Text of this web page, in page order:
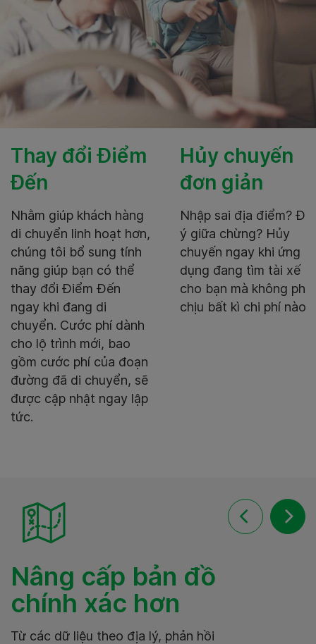
Thay đổi Điểm
Đến
Nhằm giúp khách hàng
di chuyển linh hoạt hơn,
chúng tôi bổ sung tính
năng giúp bạn có thể
thay đổi Điểm Đến
ngay khi đang di
chuyển. Cước phí dành
cho lộ trình mới, bao
gồm cước phí của đoạn
đường đã di chuyển, sẽ
được cập nhật ngay lập
tức.
Hủy chuyến
đơn giản
Nhập sai địa điểm? Đổi
ý giữa chừng? Hủy
chuyến ngay khi ứng
dụng đang tìm tài xế
cho bạn mà không phải
chịu bất kì chi phí nào.
Nâng cấp bản đồ
chính xác hơn
Từ các dữ liệu theo địa lý, phản hồi